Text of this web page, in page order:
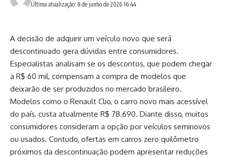
Última atualização: 8 de junho de 2026 16:44
A decisão de adquirir um veículo novo que será
descontinuado gera dúvidas entre consumidores.
Especialistas analisam se os descontos, que podem chegar
a R$ 60 mil, compensam a compra de modelos que
deixarão de ser produzidos no mercado brasileiro.
Modelos como o Renault Clio, o carro novo mais acessível
do país, custa atualmente R$ 78.690. Diante disso, muitos
consumidores consideram a opção por veículos seminovos
ou usados. Contudo, ofertas em carros zero quilômetro
próximos da descontinuação podem apresentar reduções